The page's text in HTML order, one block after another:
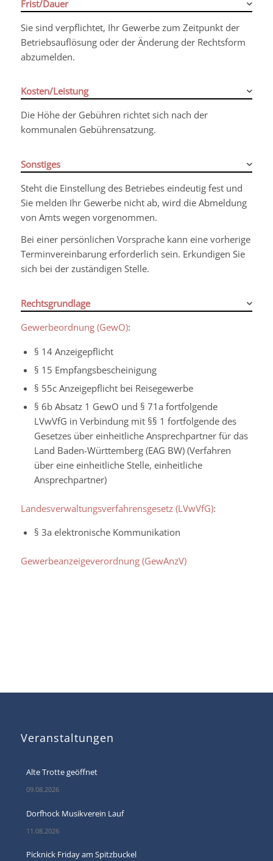
Frist/Dauer
Sie sind verpflichtet, Ihr Gewerbe zum Zeitpunkt der
Betriebsauflösung oder der Änderung der Rechtsform
abzumelden.
Kosten/Leistung
Die Höhe der Gebühren richtet sich nach der
kommunalen Gebührensatzung.
Sonstiges
Steht die Einstellung des Betriebes eindeutig fest und
Sie melden Ihr Gewerbe nicht ab, wird die Abmeldung
von Amts wegen vorgenommen.
Bei einer persönlichen Vorsprache kann eine vorherige
Terminvereinbarung erforderlich sein. Erkundigen Sie
sich bei der zuständigen Stelle.
Rechtsgrundlage
Gewerbeordnung (GewO):
§ 14 Anzeigepflicht
§ 15 Empfangsbescheinigung
§ 55c Anzeigepflicht bei Reisegewerbe
§ 6b Absatz 1 GewO und § 71a fortfolgende
LVwVfG in Verbindung mit §§ 1 fortfolgende des
Gesetzes über einheitliche Ansprechpartner für das
Land Baden-Württemberg (EAG BW) (Verfahren
über eine einheitliche Stelle, einheitliche
Ansprechpartner)
Landesverwaltungsverfahrensgesetz (LVwVfG):
§ 3a elektronische Kommunikation
Gewerbeanzeigeverordnung (GewAnzV)
Veranstaltungen
Alte Trotte geöffnet
09.08.2026
Dorfhock Musikverein Lauf
11.08.2026
Picknick Friday am Spitzbuckel